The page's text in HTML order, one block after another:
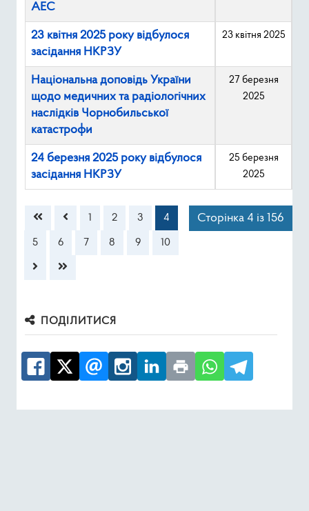
АЕС
23 квітня 2025 року відбулося
засідання НКРЗУ
23 квітня 2025
Національна доповідь України
щодо медичних та радіологічних
наслідків Чорнобильської
катастрофи
27 березня
2025
24 березня 2025 року відбулося
засідання НКРЗУ
25 березня
2025
Сторінка 4 із 156
1 2 3 4
5 6 7 8 9 10
ПОДІЛИТИСЯ